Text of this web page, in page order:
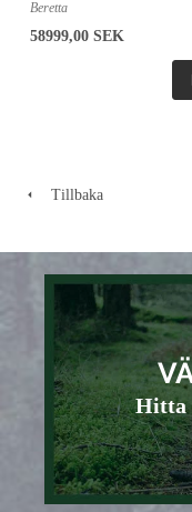
Beretta
58999,00 SEK
Tillbaka
Hitta